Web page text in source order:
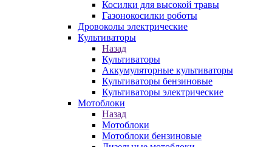
Косилки для высокой травы
Газонокосилки роботы
Дровоколы электрические
Культиваторы
Назад
Культиваторы
Аккумуляторные культиваторы
Культиваторы бензиновые
Культиваторы электрические
Мотоблоки
Назад
Мотоблоки
Мотоблоки бензиновые